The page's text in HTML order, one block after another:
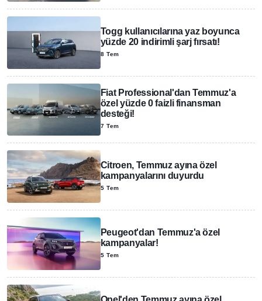
Togg kullanıcılarına yaz boyunca
yüzde 20 indirimli şarj fırsatı!
8 Tem
Fiat Professional'dan Temmuz'a
özel yüzde 0 faizli finansman
desteği!
7 Tem
Citroen, Temmuz ayına özel
kampanyalarını duyurdu
5 Tem
Peugeot'dan Temmuz'a özel
kampanyalar!
5 Tem